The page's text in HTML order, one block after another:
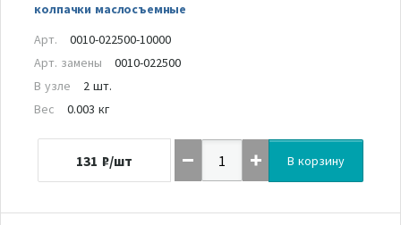
колпачки маслосъемные
Арт.
0010-022500-10000
Арт. замены
0010-022500
В узле
2 шт.
Вес
0.003 кг
131 ₽/шт В корзину